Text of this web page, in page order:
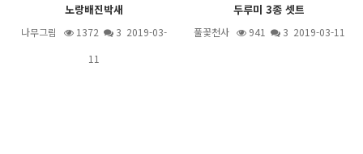
노랑배진박새
나무그림 1372 3 2019-03-
11
두루미 3종 셋트
풀꽃천사 941 3 2019-03-11